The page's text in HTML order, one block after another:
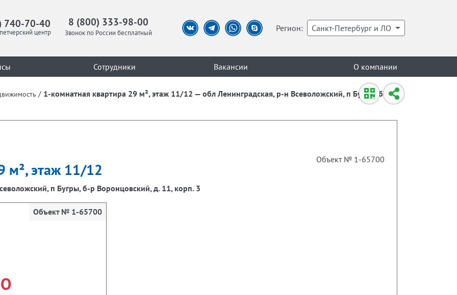
740-70-40
центр
8 (800) 333-98-00
Звонок по России бесплатный Регион: Санкт-Петербург и ЛО
Сотрудники Вакансии О компании
/ 1-комнатная квартира 29 м², этаж 11/12 — обл Ленинградская, р-н Всеволожский, п Бугры, б-р
м², этаж 11/12
Объект № 1-65700
п Бугры, б-р Воронцовский, д. 11, корп. 3
Объект № 1-65700